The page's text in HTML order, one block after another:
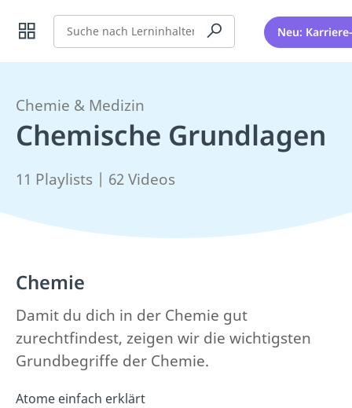
Suche Neu:
Chemie & Medizin
Chemische Grundlagen
11 Playlists | 62 Videos
Chemie
Damit du dich in der Chemie gut
zurechtfindest, zeigen wir die wichtigsten
Grundbegriffe der Chemie.
Atome einfach erklärt